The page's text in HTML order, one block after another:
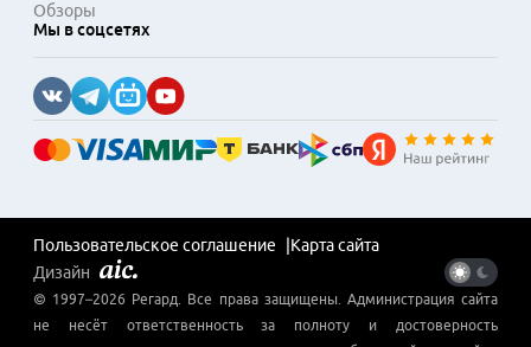
Обзоры
Мы в соцсетях
Пользовательское соглашение
Карта сайта
Дизайн
© 1997–2026 Регард . Все права защищены. Администрация сайта
не несёт ответственность за полноту и достоверность